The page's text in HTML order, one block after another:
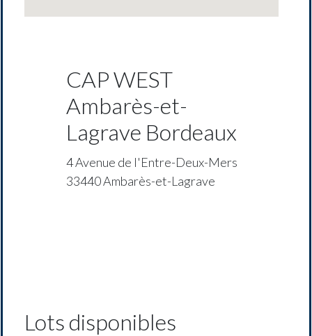
CAP WEST
Ambarès-et-
Lagrave Bordeaux
4 Avenue de l'Entre-Deux-Mers
33440 Ambarès-et-Lagrave
Lots disponibles